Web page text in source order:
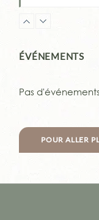
YOGA de Samara
Monika
Mardi, 10:45 -
Maïté Menard
Luc MARTIN
ÉVÉNEMENTS
Pas
POUR ALLER